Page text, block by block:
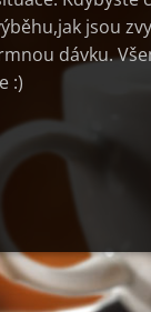
jsou
dávku.
:)